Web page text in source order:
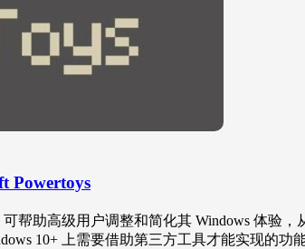
Powertoys
帮助高级用户调整和简化其 Windows 体验
10+ 上需要借助第三方工具才能实现的功